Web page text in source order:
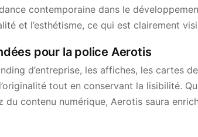
contemporaine dans le
et l’esthétisme, ce qui est clairement
pour la police Aerotis
d’entreprise, les affiches, les cartes
tout en conservant la lisibilité.
du contenu numérique, Aerotis saura